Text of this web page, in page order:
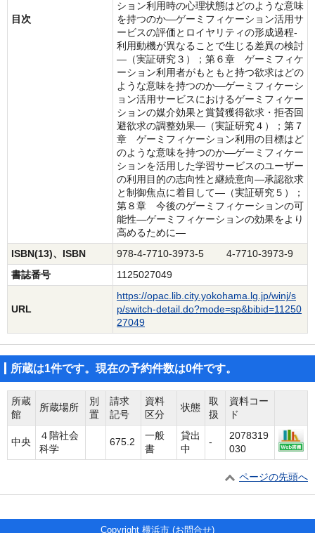
目次
ション利用時の心理状態はどのような意味
を持つのか―ゲーミフィケーション活用サ
ービスの評価とロイヤリティの形成過程‐
利用動機が異なることで生じる差異の検討
―（実証研究３）；第６章 ゲーミフィケ
ーション利用者がもともと持つ欲求はどの
ような意味を持つのか―ゲーミフィケーシ
ョン活用サービスにおけるゲーミフィケー
ションの媒介効果と賞賛獲得欲求・拒否回
避欲求の調整効果―（実証研究４）；第７
章 ゲーミフィケーション利用の目標はど
のような意味を持つのか―ゲーミフィケー
ションを活用した学習サービスのユーザー
の利用目的の志向性と継続意向―承認欲求
と制御焦点に着目して―（実証研究５）；
第８章 今後のゲーミフィケーションの可
能性―ゲーミフィケーションの効果をより
高めるために―
ISBN(13)、ISBN
978-4-7710-3973-5 4-7710-3973-9
書誌番号
1125027049
URL
https://opac.lib.city.yokohama.lg.jp/winj/s
p/switch-detail.do?mode=sp&bibid=11250
27049
所蔵は1件です。現在の予約件数は0件です。
所蔵
館
所蔵場所
別
置
請求
記号
資料
区分
状態
取
扱
資料コー
ド
中央
４階社会
科学
675.2
一般
書
貸出
中
-
2078319
030
ページの先頭へ
Copyright 横浜市 (お問合せ)